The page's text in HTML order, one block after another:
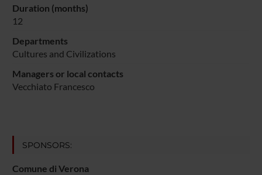
Duration (months)
12
Departments
Cultures and Civilizations
Managers or local contacts
Vecchiato Francesco
SPONSORS:
Comune di Verona